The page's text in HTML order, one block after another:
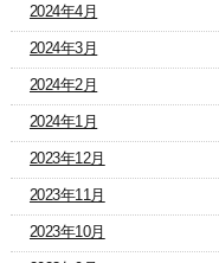
2024年4月
2024年3月
2024年2月
2024年1月
2023年12月
2023年11月
2023年10月